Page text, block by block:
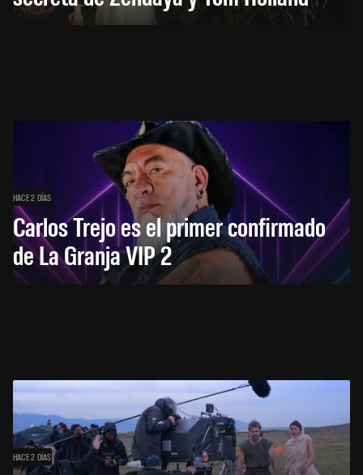
HACE 2 DÍAS
Carlos Trejo es el primer confirmado
de La Granja VIP 2
HACE 2 DÍAS